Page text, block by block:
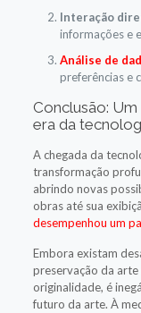
Interação
informações e
Análise de
preferências e
Conclusão:
era da
A chegada da
transformação
abrindo novas
obras até sua
desempenhou um
Embora existam
preservação da
originalidade, é
futuro da arte. À